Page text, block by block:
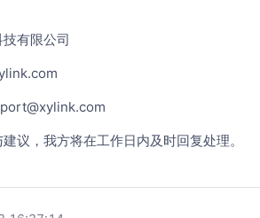
有限公司
议，我方将在工作日内及时回复处理。